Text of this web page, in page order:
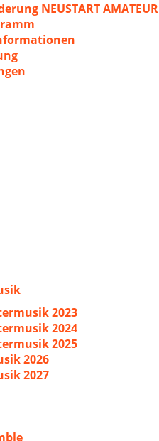
NEUSTART
2023
2024
2025
2026
2027